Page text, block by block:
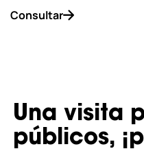
Consultar
Una visita
públicos,